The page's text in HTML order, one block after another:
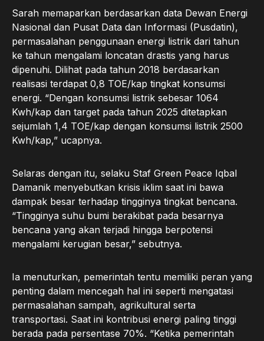
Sarah memaparkan berdasarkan data Dewan Energi
Nasional dan Pusat Data dan Informasi (Pusdatin),
permasalahan penggunaan energi listrik dari tahun
ke tahun mengalami loncatan drastis yang harus
dipenuhi. Dilihat pada tahun 2018 berdasarkan
realisasi terdapat 0,8 TOE/kap tingkat konsumsi
energi. “Dengan konsumsi listrik sebesar 1064
Kwh/kap dan target pada tahun 2025 ditetapkan
sejumlah 1,4 TOE/kap dengan konsumsi listrik 2500
Kwh/kap,” ucapnya.
Selaras dengan itu, selaku Staf Green Peace Iqbal
Damanik menyebutkan krisis iklim saat ini bawa
dampak besar terhadap tingginya tingkat bencana.
“Tingginya suhu bumi berakibat pada besarnya
bencana yang akan terjadi hingga berpotensi
mengalami kerugian besar,” sebutnya.
Ia menuturkan, pemerintah tentu memiliki peran yang
penting dalam mencegah hal ini seperti mengatasi
permasalahan sampah, agrikultural serta
transportasi. Saat ini kontribusi energi paling tinggi
berada pada persentase 70%. “Ketika pemerintah